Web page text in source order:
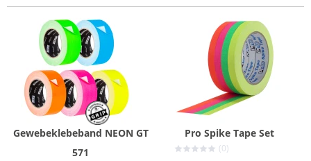
Gewebeklebeband NEON GT
571
Pro Spike Tape Set
(0)